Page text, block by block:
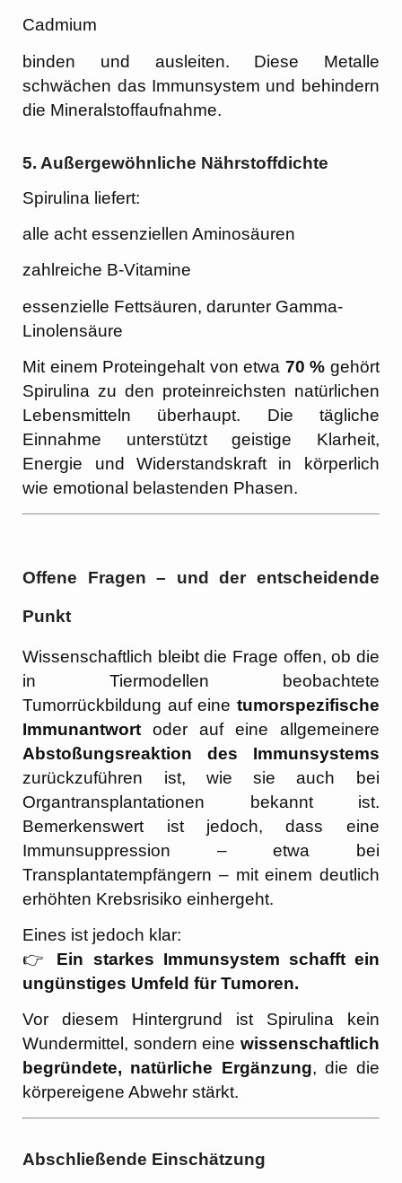
Cadmium
binden und ausleiten. Diese Metalle
schwächen das Immunsystem und behindern
die Mineralstoffaufnahme.
5. Außergewöhnliche Nährstoffdichte
Spirulina liefert:
alle acht essenziellen Aminosäuren
zahlreiche B-Vitamine
essenzielle Fettsäuren, darunter Gamma-
Linolensäure
Mit einem Proteingehalt von etwa 70 % gehört
Spirulina zu den proteinreichsten natürlichen
Lebensmitteln überhaupt. Die tägliche
Einnahme unterstützt geistige Klarheit,
Energie und Widerstandskraft in körperlich
wie emotional belastenden Phasen.
Offene Fragen – und der entscheidende
Punkt
Wissenschaftlich bleibt die Frage offen, ob die
in Tiermodellen beobachtete
Tumorrückbildung auf eine tumorspezifische
Immunantwort oder auf eine allgemeinere
Abstoßungsreaktion des Immunsystems
zurückzuführen ist, wie sie auch bei
Organtransplantationen bekannt ist.
Bemerkenswert ist jedoch, dass eine
Immunsuppression – etwa bei
Transplantatempfängern – mit einem deutlich
erhöhten Krebsrisiko einhergeht.
Eines ist jedoch klar:
👉 Ein starkes Immunsystem schafft ein
ungünstiges Umfeld für Tumoren.
Vor diesem Hintergrund ist Spirulina kein
Wundermittel, sondern eine wissenschaftlich
begründete, natürliche Ergänzung, die die
körpereigene Abwehr stärkt.
Abschließende Einschätzung